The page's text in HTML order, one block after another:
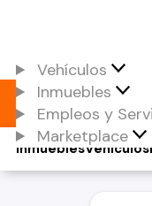
Vehículos
Inmuebles
Empleos y
Marketplace
Vehículos
Inmuebles